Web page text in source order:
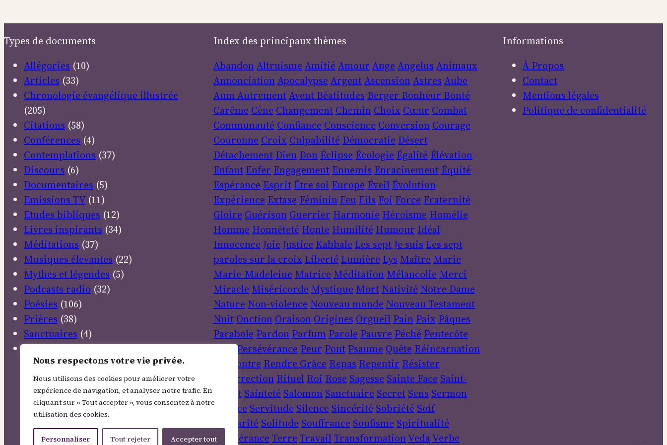
Nous respectons votre vie privée.
Nous utilisons des cookies pour améliorer votre
expérience de navigation, et analyser notre trafic. En
cliquant sur « Tout accepter », vous consentez à notre
utilisation des cookies.
Personnaliser Tout rejeter Accepter tout
Types de documents
Allégories (10)
Articles (33)
Chronologie évangélique illustrée
(205)
Citations (58)
Conférences (4)
Contemplations (37)
Discours (6)
Documentaires (5)
Emissions TV(11)
Etudes bibliques (12)
Livres inspirants (34)
Méditations (37)
Musiques élevantes (22)
Mythes et légendes (5)
Podcasts radio (32)
Poésies (106)
Prières (38)
Sanctuaires (4)
Textes sacrés(30)
Index des principaux thèmes
AbandonAltruisme Amitié Amour Ange Angelus Animaux
AnnonciationApocalypse ArgentAscensionAstres Aube
AumAutrementAvent Béatitudes Berger Bonheur Bonté
Carême Cène Changement Chemin Choix Cœur Combat
Communauté Confiance Conscience Conversion Courage
Couronne Croix Culpabilité Démocratie Désert
Détachement Dieu Don Éclipse Écologie Égalité Élévation
Enfant Enfer Engagement Ennemis Enracinement Équité
Espérance Esprit Être soi Europe Éveil Évolution
Expérience Extase Féminin Feu Fils Foi Force Fraternité
Gloire Guérison Guerrier Harmonie Héroïsme Homélie
Homme Honnêteté Honte Humilité Humour Idéal
Innocence Joie Justice Kabbale Les sept Je suis Les sept
paroles sur la croix Liberté Lumière Lys Maître Marie
Marie-Madeleine Matrice Méditation Mélancolie Merci
Miracle Miséricorde Mystique Mort Nativité Notre Dame
Nature Non-violence Nouveau monde Nouveau Testament
Nuit Onction Oraison Origines Orgueil Pain Paix Pâques
Parabole Pardon Parfum Parole Pauvre Péché Pentecôte
PèrePersévérance Peur Pont Psaume Quête Réincarnation
Rencontre Rendre Grâce Repas Repentir Résister
Résurrection Rituel Roi Rose Sagesse Sainte Face Saint-
Esprit Sainteté Salomon Sanctuaire Secret Sens Sermon
Service Servitude Silence Sincérité Sobriété Soif
Solidarité Solitude Souffrance Soufisme Spiritualité
Tempérance Terre TravailTransformationVedaVerbe
Informations
À Propos
Contact
Mentions légales
Politique de confidentialité